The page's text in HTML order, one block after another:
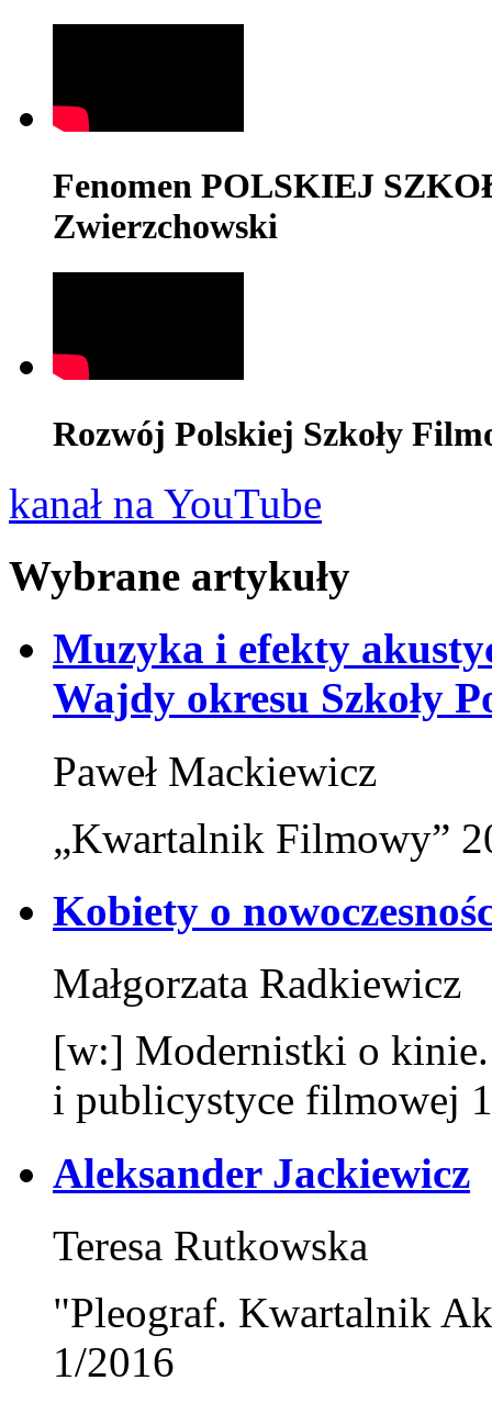
Fenomen POLSKIEJ
Zwierzchowski
Rozwój Polskiej Szkoły
kanał na YouTube
Wybrane artykuły
Muzyka i efekty
Wajdy okresu Szkoły
Paweł Mackiewicz
„Kwartalnik Filmowy”
Kobiety o
Małgorzata Radkiewicz
[w:] Modernistki o
i publicystyce filmowej
Aleksander Jackiewicz
Teresa Rutkowska
"Pleograf. Kwartalnik
1/2016